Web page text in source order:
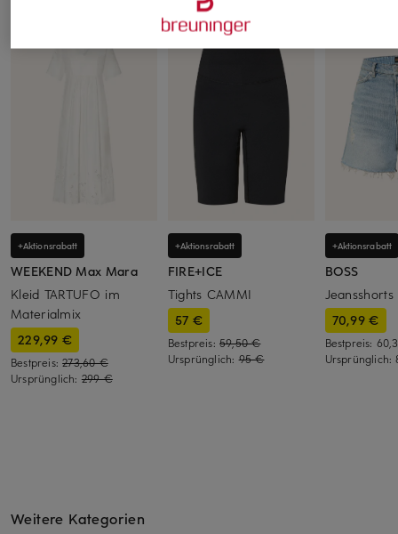
+Aktionsrabatt
WEEKEND Max Mara
Kleid TARTUFO im
Materialmix
229,99 €
Bestpreis:273,60 €
Ursprünglich: 299 €
+Aktionsrabatt
FIRE+ICE
Tights CAMMI
57 €
Bestpreis: 59,50 €
Ursprünglich:95 €
+Aktionsrabatt
BOSS
Jeansshorts
70,99 €
Bestpreis:
Ursprünglich:
Weitere Kategorien